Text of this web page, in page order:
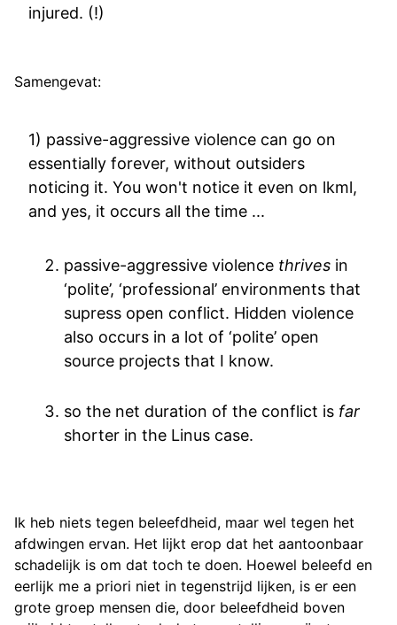
injured. (!)
Samengevat:
1) passive-aggressive violence can go on
essentially forever, without outsiders
noticing it. You won't notice it even on lkml,
and yes, it occurs all the time ...
passive-aggressive violence thrives in
‘polite’, ‘professional’ environments that
supress open conflict. Hidden violence
also occurs in a lot of ‘polite’ open
source projects that I know.
so the net duration of the conflict is far
shorter in the Linus case.
Ik heb niets tegen beleefdheid, maar wel tegen het
afdwingen ervan. Het lijkt erop dat het aantoonbaar
schadelijk is om dat toch te doen. Hoewel beleefd en
eerlijk me a priori niet in tegenstrijd lijken, is er een
grote groep mensen die, door beleefdheid boven